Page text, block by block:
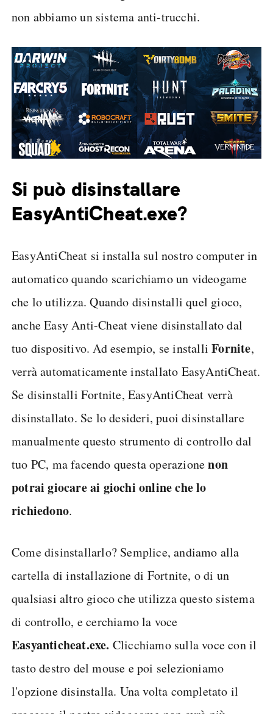
non abbiamo un sistema anti-trucchi.
Si può disinstallare
EasyAntiCheat.exe?
EasyAntiCheat si installa sul nostro computer in
automatico quando scarichiamo un videogame
che lo utilizza. Quando disinstalli quel gioco,
anche Easy Anti-Cheat viene disinstallato dal
tuo dispositivo. Ad esempio, se installiFornite,
verrà automaticamente installato EasyAntiCheat.
Se disinstalli Fortnite, EasyAntiCheat verrà
disinstallato. Se lo desideri, puoi disinstallare
manualmente questo strumento di controllo dal
tuo PC, ma facendo questa operazionenon
potrai giocare ai giochi online che lo
richiedono.
Come disinstallarlo? Semplice, andiamo alla
cartella di installazione di Fortnite, o di un
qualsiasi altro gioco che utilizza questo sistema
di controllo, e cerchiamo la voce
Easyanticheat.exe. Clicchiamo sulla voce con il
tasto destro del mouse e poi selezioniamo
l'opzione disinstalla. Una volta completato il